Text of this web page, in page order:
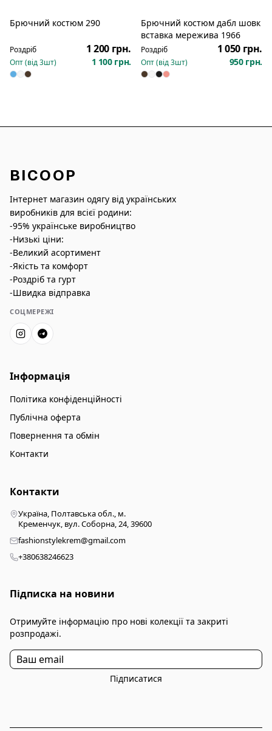
Брючний костюм 290
Роздріб 1 200 грн.
Опт (від3шт) 1 100 грн.
Брючний костюм дабл шовк
вставка мережива 1966
Роздріб 1 050 грн.
Опт (від3шт) 950 грн.
BICOOP
Інтернет магазин одягу від українських
виробників для всієї родини:
-95% українське виробництво
-Низькі ціни:
-Великий асортимент
-Якість та комфорт
-Роздріб та гурт
-Швидка відправка
СОЦМЕРЕЖІ
Інформація
Політика конфіденційності
Публічна оферта
Повернення та обмін
Контакти
Контакти
Україна, Полтавська обл., м.
Кременчук, вул. Соборна, 24, 39600
fashionstylekrem@gmail.com
+380638246623
Підписка на новини
Отримуйте інформацію про нові колекції та закриті
розпродажі.
Підписатися